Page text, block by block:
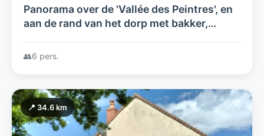
Panorama over de 'Vallée des Peintres', en
aan de rand van het dorp met bakker,
👥6 pers.
📍 34.6 km